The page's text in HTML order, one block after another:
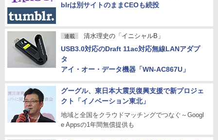
blrは別サイトのままCEOも続投
連載 清水理史の「イニシャルB」
USB3.0対応のDraft 11ac対応無線LANアダプ
タ
アイ・オー・データ機器「WN-AC867U」
グーグル、東日本大震災復興支援で新プロジェ
クト「イノベーション東北」
地域と全国をクラウドマッチングでつなぐ～Googl
e Appsの1年間無償提供も